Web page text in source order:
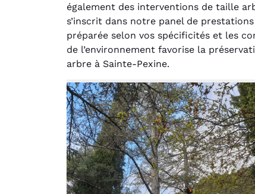
également des interventions de taille
s’inscrit dans notre panel de
préparée selon vos spécificités et les
de l’environnement favorise la
arbre à Sainte-Pexine.
Le
et